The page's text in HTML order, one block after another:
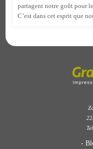
partagent notre goût pour
C’est dans cet esprit que